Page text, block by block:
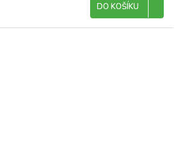
DO KOŠÍKU